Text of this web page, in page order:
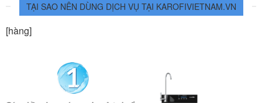
TẠI SAO NÊN DÙNG DỊCH VỤ TẠI KAROFIVIETNAM.VN
[hàng]